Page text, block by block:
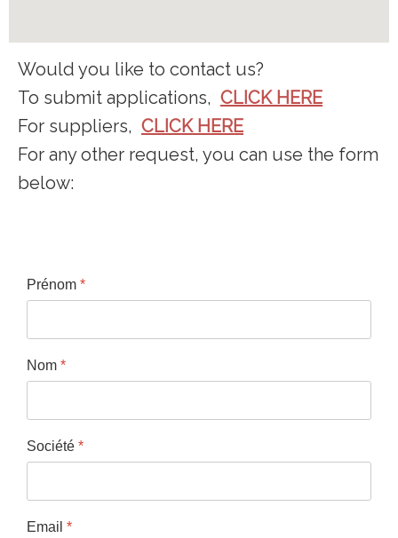
Would you like to contact us?
To submit applications, CLICK HERE
For suppliers, CLICK HERE
For any other request, you can use the form
below:
Prénom *
Nom *
Société *
Email *